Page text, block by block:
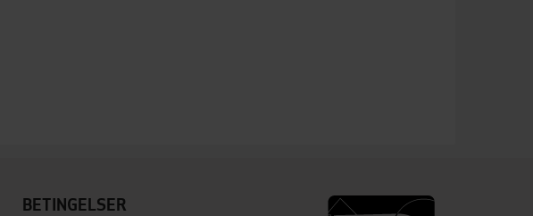
BETINGELSER